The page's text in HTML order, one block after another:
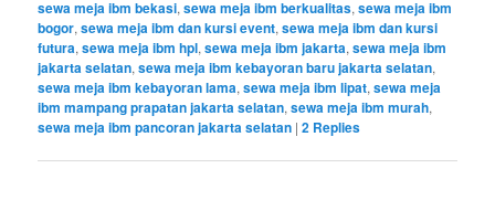
sewa meja ibm bekasi,sewa meja ibm berkualitas,sewa meja ibm
bogor,sewa meja ibm dan kursi event,sewa meja ibm dan kursi
futura,sewa meja ibm hpl,sewa meja ibm jakarta,sewa meja ibm
jakarta selatan,sewa meja ibm kebayoran baru jakarta selatan,
sewa meja ibm kebayoran lama,sewa meja ibm lipat,sewa meja
ibm mampang prapatan jakarta selatan,sewa meja ibm murah,
sewa meja ibm pancoran jakarta selatan |2 Replies